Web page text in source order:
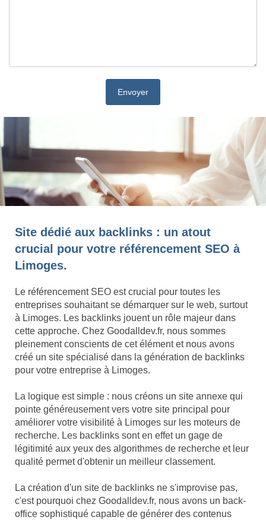
Site dédié aux backlinks : un atout
crucial pour votre référencement SEO à
Limoges.
Le référencement SEO est crucial pour toutes les
entreprises souhaitant se démarquer sur le web, surtout
à Limoges. Les backlinks jouent un rôle majeur dans
cette approche. Chez Goodalldev.fr, nous sommes
pleinement conscients de cet élément et nous avons
créé un site spécialisé dans la génération de backlinks
pour votre entreprise à Limoges.
La logique est simple : nous créons un site annexe qui
pointe généreusement vers votre site principal pour
améliorer votre visibilité à Limoges sur les moteurs de
recherche. Les backlinks sont en effet un gage de
légitimité aux yeux des algorithmes de recherche et leur
qualité permet d'obtenir un meilleur classement.
La création d'un site de backlinks ne s'improvise pas,
c'est pourquoi chez Goodalldev.fr, nous avons un back-
office sophistiqué capable de générer des contenus